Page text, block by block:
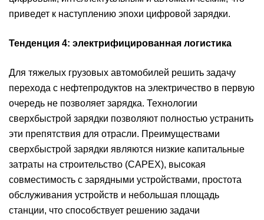
приведет к наступлению эпохи цифровой зарядки.
Тенденция 4: электрифицированная логистика
Для тяжелых грузовых автомобилей решить задачу
перехода с нефтепродуктов на электричество в первую
очередь не позволяет зарядка. Технологии
сверхбыстрой зарядки позволяют полностью устранить
эти препятствия для отрасли. Преимуществами
сверхбыстрой зарядки являются низкие капитальные
затраты на строительство (CAPEX), высокая
совместимость с зарядными устройствами, простота
обслуживания устройств и небольшая площадь
станции, что способствует решению задачи